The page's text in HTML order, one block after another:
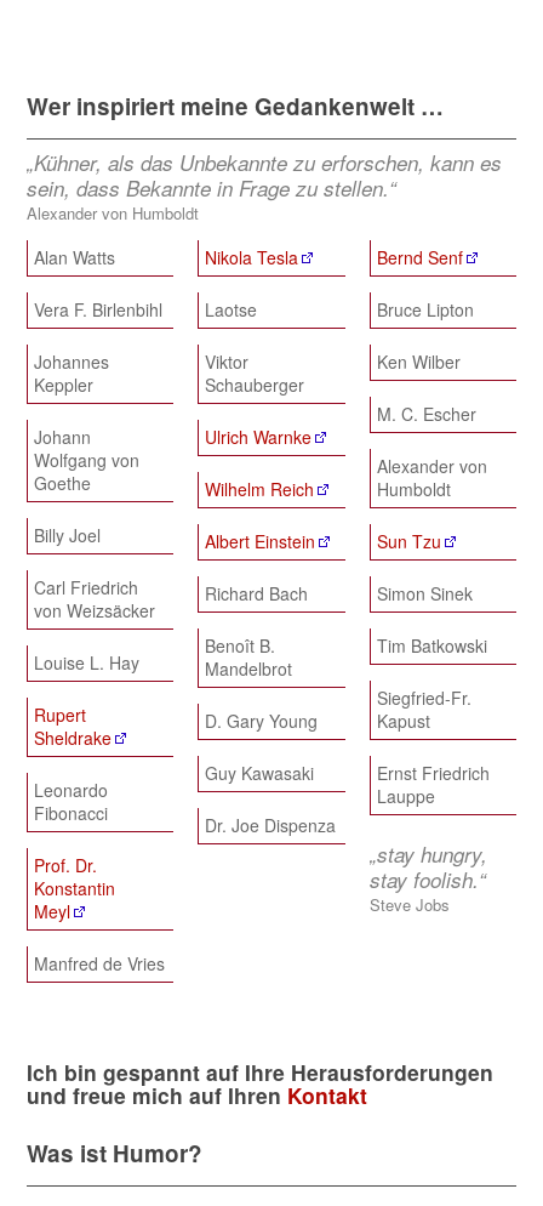
Wer inspiriert meine Gedankenwelt …
„Kühner, als das Unbekannte zu erforschen, kann es
sein, dass Bekannte in Frage zu stellen.“
Alexander von Humboldt
Alan Watts
Vera F. Birlenbihl
Johannes
Keppler
Johann
Wolfgang von
Goethe
Billy Joel
Carl Friedrich
von Weizsäcker
Louise L. Hay
Rupert
Sheldrake
Leonardo
Fibonacci
Prof. Dr.
Konstantin
Meyl
Manfred de Vries
Nikola Tesla
Laotse
Viktor
Schauberger
Ulrich Warnke
Wilhelm Reich
Albert Einstein
Richard Bach
Benoît B.
Mandelbrot
D. Gary Young
Guy Kawasaki
Dr. Joe Dispenza
Bernd Senf
Bruce Lipton
Ken Wilber
M. C. Escher
Alexander von
Humboldt
Sun Tzu
Simon Sinek
Tim Batkowski
Siegfried-Fr.
Kapust
Ernst Friedrich
Lauppe
„stay hungry,
stay foolish.“
Steve Jobs
Ich bin gespannt auf Ihre Herausforderungen
und freue mich auf Ihren Kontakt
Was ist Humor?